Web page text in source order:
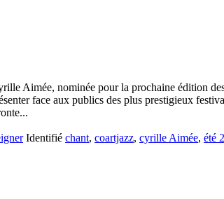
Aimée, nominée pour la prochaine édition
face aux publics des plus prestigieux
Identifié chant, coartjazz, cyrille Aimée, été